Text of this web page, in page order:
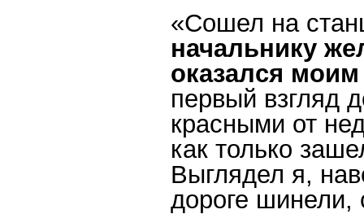
«Сошел на
начальнику
оказался
первый взгляд
красными от
как только
Выглядел я,
дороге шинели,